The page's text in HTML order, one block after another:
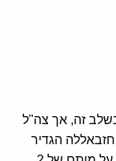
זה, אך צה"ל
חזבאללה הגדיר